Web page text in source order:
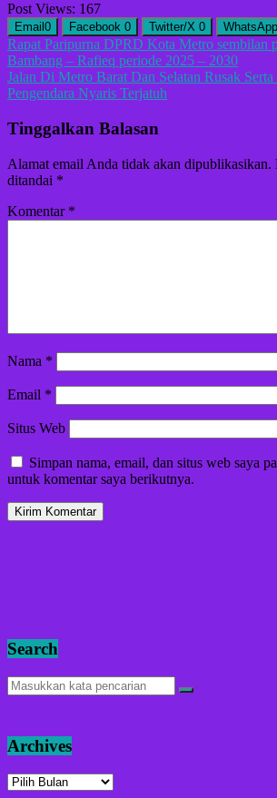
Post Views: 167
Email 0 Facebook 0 Twitter/X 0 WhatsApp
Navigasi
pos
Rapat Paripurna DPRD Kota Metro sembilan
Bambang – Rafieq periode 2025 – 2030
Jalan Di Metro Barat Dan Selatan Rusak Serta
Pengendara Nyaris Terjatuh
Tinggalkan Balasan
Alamat email Anda tidak akan dipublikasikan.
ditandai *
Komentar *
Nama *
Email *
Situs Web
Simpan nama, email, dan situs web saya
untuk komentar saya berikutnya.
Search
Archives
Archives